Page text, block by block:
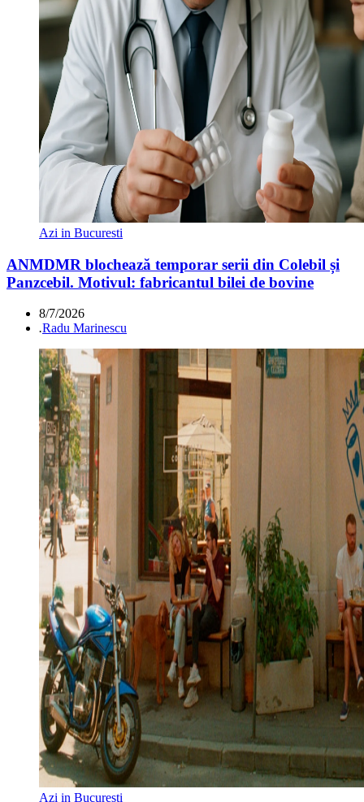
Azi in Bucuresti
ANMDMR blochează temporar serii din Colebil și
Panzcebil. Motivul: fabricantul bilei de bovine
8/7/2026
.Radu Marinescu
Azi in Bucuresti